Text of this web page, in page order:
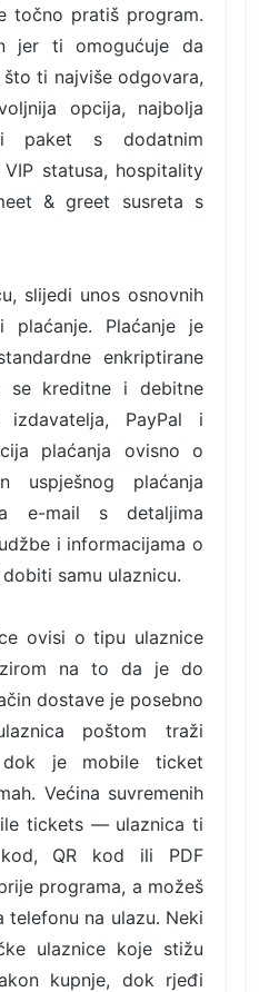
točno pratiš program.
jer ti omogućuje da
ti najviše odgovara,
opcija, najbolja
paket s dodatnim
statusa, hospitality
& greet susreta s
slijedi unos osnovnih
Plaćanje je
enkriptirane
se kreditne i debitne
PayPal i
plaćanja ovisno o
uspješnog plaćanja
e-mail s detaljima
i informacijama o
samu ulaznicu.
ovisi o tipu ulaznice
na to da je do
dostave je posebno
poštom traži
je mobile ticket
Većina suvremenih
tickets — ulaznica ti
QR kod ili PDF
programa, a možeš
na ulazu. Neki
ulaznice koje stižu
kupnje, dok rjeđi